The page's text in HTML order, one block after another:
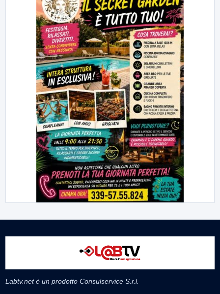
Labtv.net è un prodotto Consulservice S.r.l.